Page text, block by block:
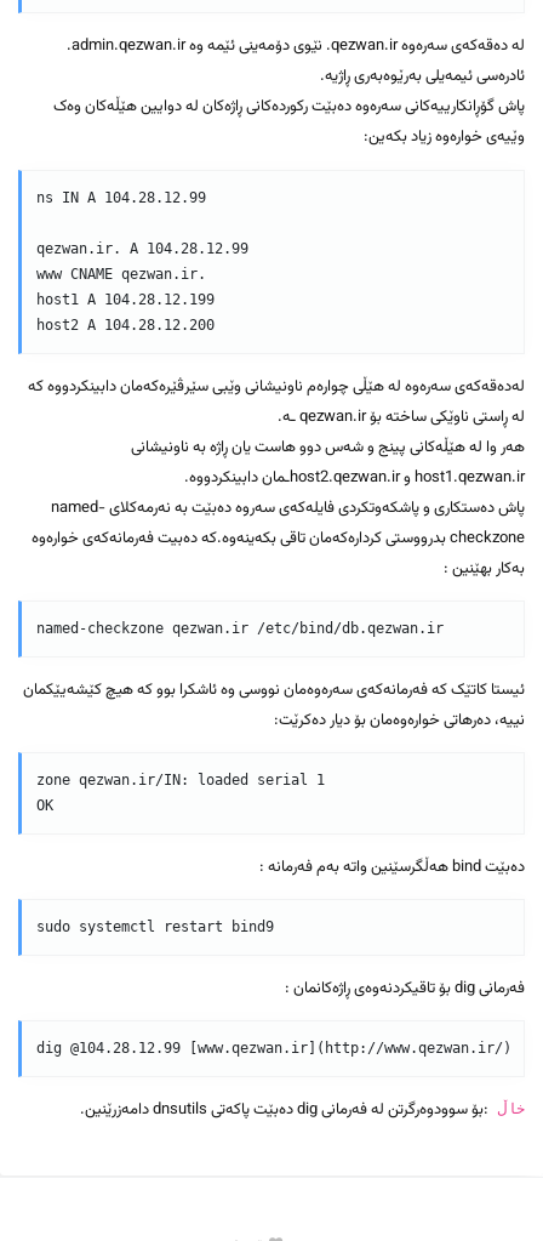
لە دەقەکەی سەرەوە qezwan.ir. نێوی دۆمەینی ئێمە وە admin.qezwan.ir.
ئادرەسی ئیمەیلی بەرێوەبەری ڕاژیە.
پاش گۆڕانکارییەکانی سەرەوە دەبێت رکوردەکانی ڕاژەکان لە دوایین هێڵەکان وەک
وێیەی خوارەوە زیاد بکەین:
ns IN A 104.28.12.99
qezwan.ir. A 104.28.12.99
www CNAME qezwan.ir.
host1 A 104.28.12.199
لەدەقەکەی سەرەوە لە هێڵی چوارەم ناونیشانی وێبی سێرڤێرەکەمان دابینکردووە که
لە ڕاستی ناوێکی ساختە بۆ qezwan.ir ـە.
هەر وا لە هێڵەکانی پینج و شەس دوو هاست یان ڕاژە بە ناونیشانی
host1.qezwan.ir و host2.qezwan.irـمان دابینکردووە.
پاش دەستکاری و پاشکەوتکردی فایلەکەی سەروە دەبێت بە نەرمەکلای named-
checkzone بدرووستی کردارەکەمان تاقی بکەینەوە.کە دەبیت فەرمانەکەی خوارەوە
بەکار بهێنین :
ئیستا کاتێک کە فەرمانەکەی سەرەوەمان نووسی وە ئاشکرا بوو کە هیچ کێشەیێکمان
نییە، دەرهاتی خوارەوەمان بۆ دیار دەکرێت:
zone qezwan.ir/IN: loaded serial 1
دەبێت bind هەڵگرسێنین واتە بەم فەرمانە :
فەرمانی dig بۆ تاقیکردنەوەی ڕاژەکانمان :
خاڵ :بۆ سوودوەرگرتن لە فەرمانی dig دەبێت پاکەتی dnsutils دامەزرێنین.